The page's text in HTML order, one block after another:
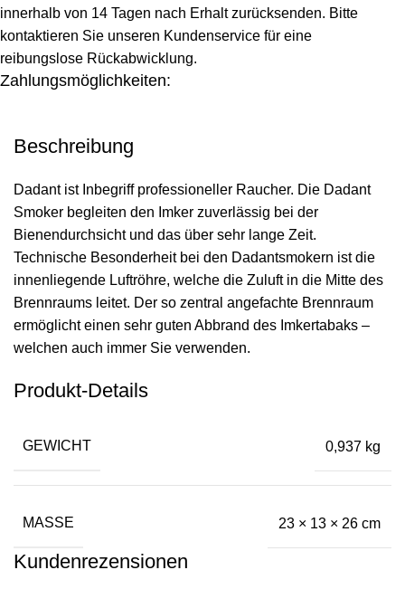
innerhalb von 14 Tagen nach Erhalt zurücksenden. Bitte
kontaktieren Sie unseren Kundenservice für eine
reibungslose Rückabwicklung.
Zahlungsmöglichkeiten:
Beschreibung
Dadant ist Inbegriff professioneller Raucher. Die Dadant
Smoker begleiten den Imker zuverlässig bei der
Bienendurchsicht und das über sehr lange Zeit.
Technische Besonderheit bei den Dadantsmokern ist die
innenliegende Luftröhre, welche die Zuluft in die Mitte des
Brennraums leitet. Der so zentral angefachte Brennraum
ermöglicht einen sehr guten Abbrand des Imkertabaks –
welchen auch immer Sie verwenden.
Produkt-Details
GEWICHT 0,937 kg
MASSE 23 × 13 × 26 cm
Kundenrezensionen